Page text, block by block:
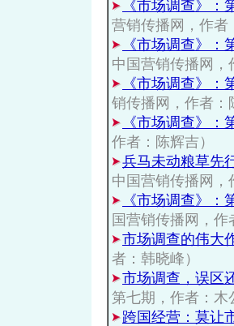
《市场调查》
营销传播网，作者
《市场调查》
中国营销传播网，
《市场调查》
销传播网，作者：
《市场调查》：
作者：陈辉吉）
兵马未动粮草先
中国营销传播网，
《市场调查》
国营销传播网，作
市场调查的伟大
者：韩晓峰）
市场调查，误区
第七期，作者：木
跨国经营：莫让